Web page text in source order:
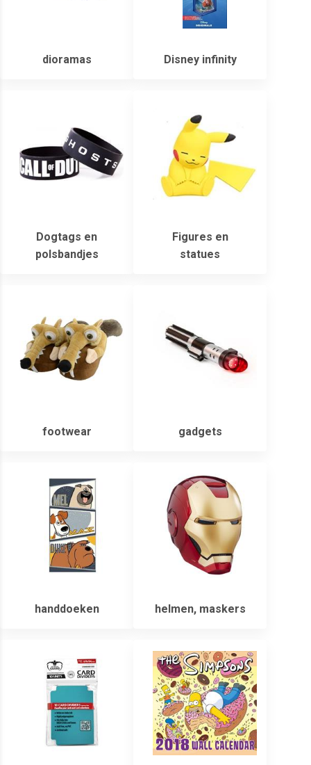
dioramas Disney infinity
Dogtags en
polsbandjes
Figures en
statues
footwear gadgets
handdoeken helmen, maskers